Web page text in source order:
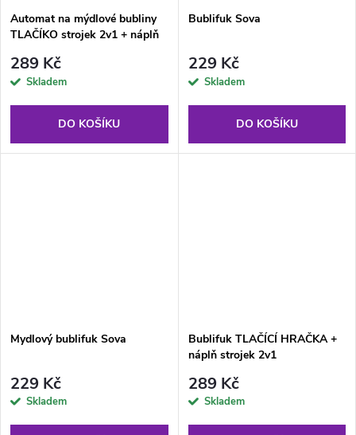
Automat na mýdlové bubliny
TLAČÍKO strojek 2v1 + náplň
289 Kč
Skladem
DO KOŠÍKU
Bublifuk Sova
229 Kč
Skladem
DO KOŠÍKU
Mydlový bublifuk Sova
229 Kč
Skladem
Bublifuk TLAČÍCÍ HRAČKA +
náplň strojek 2v1
289 Kč
Skladem